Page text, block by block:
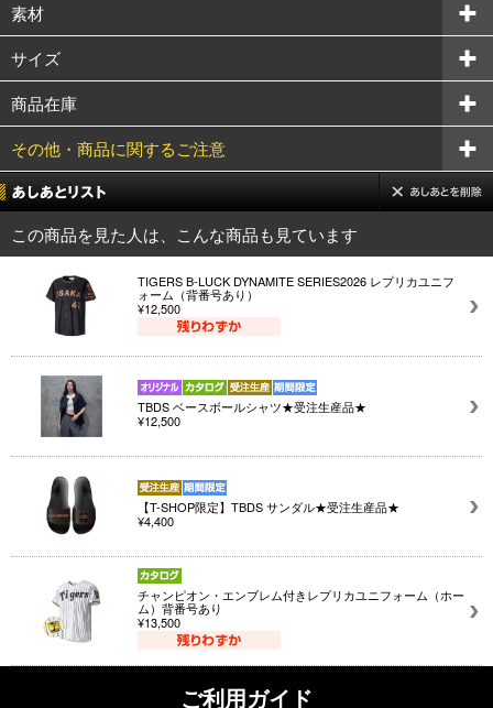
素材
サイズ
商品在庫
その他・商品に関するご注意
この商品を見た人は、こんな商品も見ています
TIGERS B-LUCK DYNAMITE SERIES2026 レプリカユニフ
ォーム（背番号あり）
¥12,500
TBDS ベースボールシャツ★受注生産品★
¥12,500
【T-SHOP限定】TBDS サンダル★受注生産品★
¥4,400
チャンピオン・エンブレム付きレプリカユニフォーム（ホー
ム）背番号あり
¥13,500
ご利用ガイド